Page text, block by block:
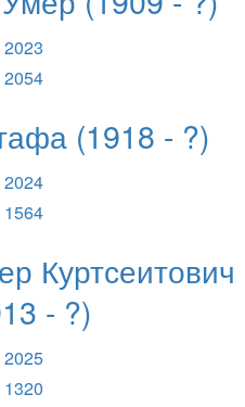
2023
2054
(1918 - ?)
2024
1564
Куртсеитович
- ?)
2025
1320